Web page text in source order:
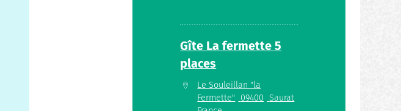
Gîte La fermette 5
places
Le Souleillan "la
Fermette" 09400
Saurat